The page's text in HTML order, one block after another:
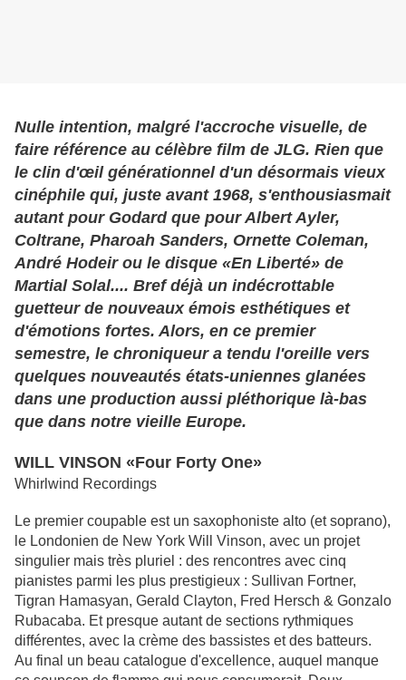
Nulle intention, malgré l'accroche visuelle, de
faire référence au célèbre film de JLG. Rien que
le clin d'œil générationnel d'un désormais vieux
cinéphile qui, juste avant 1968, s'enthousiasmait
autant pour Godard que pour Albert Ayler,
Coltrane, Pharoah Sanders, Ornette Coleman,
André Hodeir ou le disque «En Liberté» de
Martial Solal.... Bref déjà un indécrottable
guetteur de nouveaux émois esthétiques et
d'émotions fortes. Alors, en ce premier
semestre, le chroniqueur a tendu l'oreille vers
quelques nouveautés états-uniennes glanées
dans une production aussi pléthorique là-bas
que dans notre vieille Europe.
WILL VINSON «Four Forty One»
Whirlwind Recordings
Le premier coupable est un saxophoniste alto (et soprano),
le Londonien de New York Will Vinson, avec un projet
singulier mais très pluriel : des rencontres avec cinq
pianistes parmi les plus prestigieux : Sullivan Fortner,
Tigran Hamasyan, Gerald Clayton, Fred Hersch & Gonzalo
Rubacaba. Et presque autant de sections rythmiques
différentes, avec la crème des bassistes et des batteurs.
Au final un beau catalogue d'excellence, auquel manque